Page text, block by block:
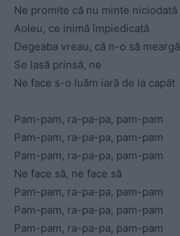
Ne promite că nu minte niciodată
Aoleu, ce inimă împiedicată
Degeaba vreau, că n-o să meargă
Se lasă prinsă, ne
Ne face s-o luăm iară de la capăt
Pam-pam, ra-pa-pa, pam-pam
Pam-pam, ra-pa-pa, pam-pam
Pam-pam, ra-pa-pa, pam-pam
Ne face să, ne face să
Pam-pam, ra-pa-pa, pam-pam
Pam-pam, ra-pa-pa, pam-pam
Pam-pam, ra-pa-pa, pam-pam